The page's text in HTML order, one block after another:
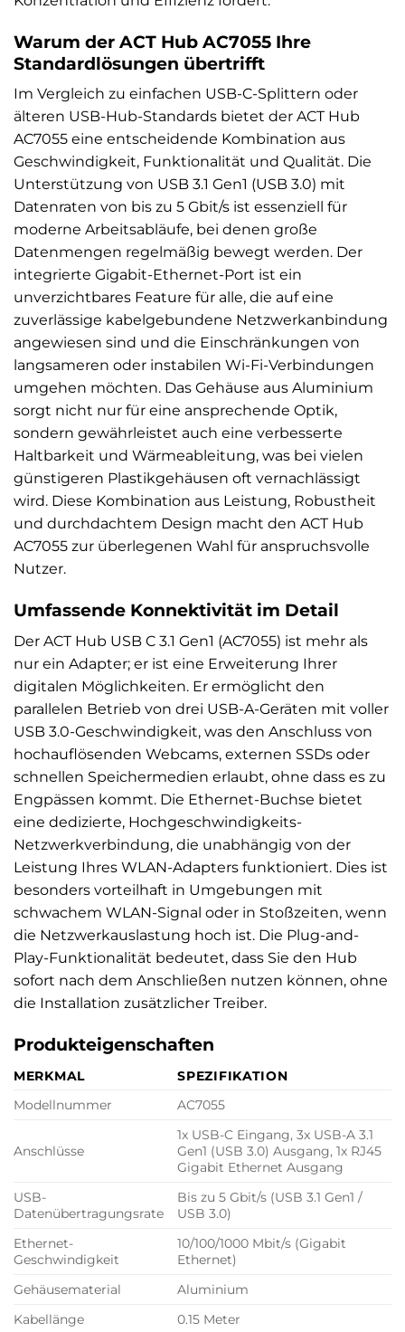
Warum der ACT Hub AC7055 Ihre
Standardlösungen übertrifft
Im Vergleich zu einfachen USB-C-Splittern oder
älteren USB-Hub-Standards bietet der ACT Hub
AC7055 eine entscheidende Kombination aus
Geschwindigkeit, Funktionalität und Qualität. Die
Unterstützung von USB 3.1 Gen1 (USB 3.0) mit
Datenraten von bis zu 5 Gbit/s ist essenziell für
moderne Arbeitsabläufe, bei denen große
Datenmengen regelmäßig bewegt werden. Der
integrierte Gigabit-Ethernet-Port ist ein
unverzichtbares Feature für alle, die auf eine
zuverlässige kabelgebundene Netzwerkanbindung
angewiesen sind und die Einschränkungen von
langsameren oder instabilen Wi-Fi-Verbindungen
umgehen möchten. Das Gehäuse aus Aluminium
sorgt nicht nur für eine ansprechende Optik,
sondern gewährleistet auch eine verbesserte
Haltbarkeit und Wärmeableitung, was bei vielen
günstigeren Plastikgehäusen oft vernachlässigt
wird. Diese Kombination aus Leistung, Robustheit
und durchdachtem Design macht den ACT Hub
AC7055 zur überlegenen Wahl für anspruchsvolle
Nutzer.
Umfassende Konnektivität im Detail
Der ACT Hub USB C 3.1 Gen1 (AC7055) ist mehr als
nur ein Adapter; er ist eine Erweiterung Ihrer
digitalen Möglichkeiten. Er ermöglicht den
parallelen Betrieb von drei USB-A-Geräten mit voller
USB 3.0-Geschwindigkeit, was den Anschluss von
hochauflösenden Webcams, externen SSDs oder
schnellen Speichermedien erlaubt, ohne dass es zu
Engpässen kommt. Die Ethernet-Buchse bietet
eine dedizierte, Hochgeschwindigkeits-
Netzwerkverbindung, die unabhängig von der
Leistung Ihres WLAN-Adapters funktioniert. Dies ist
besonders vorteilhaft in Umgebungen mit
schwachem WLAN-Signal oder in Stoßzeiten, wenn
die Netzwerkauslastung hoch ist. Die Plug-and-
Play-Funktionalität bedeutet, dass Sie den Hub
sofort nach dem Anschließen nutzen können, ohne
die Installation zusätzlicher Treiber.
Produkteigenschaften
MERKMAL
SPEZIFIKATION
Modellnummer
AC7055
Anschlüsse
1x USB-C Eingang, 3x USB-A 3.1
Gen1 (USB 3.0) Ausgang, 1x RJ45
Gigabit Ethernet Ausgang
USB-
Datenübertragungsrate
Bis zu 5 Gbit/s (USB 3.1 Gen1 /
USB 3.0)
Ethernet-
Geschwindigkeit
10/100/1000 Mbit/s (Gigabit
Ethernet)
Gehäusematerial
Aluminium
Kabellänge
0.15 Meter